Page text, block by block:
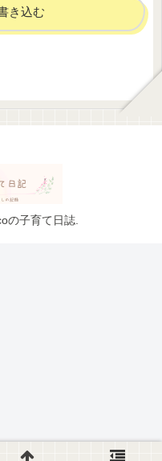
き込む
の子育て日誌.